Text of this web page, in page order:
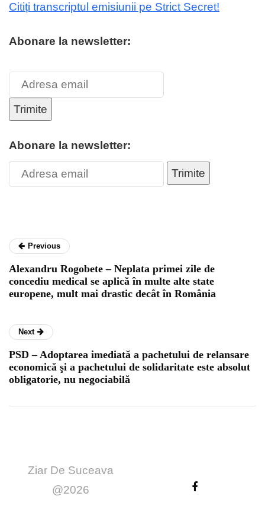
Citiți transcriptul emisiunii pe Strict Secret!
Abonare la newsletter:
Trimite
Abonare la newsletter:
Trimite
Previous
Alexandru Rogobete – Neplata primei zile de
concediu medical se aplică în multe alte state
europene, mult mai drastic decât în România
Next
PSD – Adoptarea imediată a pachetului de relansare
economică şi a pachetului de solidaritate este absolut
obligatorie, nu negociabilă
Ziar De Suceava
@2026